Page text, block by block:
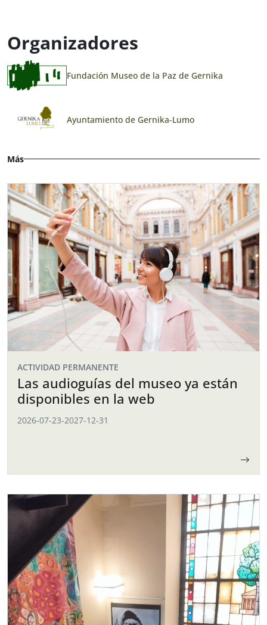
Organizadores
Fundación Museo de la Paz de Gernika
Ayuntamiento de Gernika-Lumo
Más
ACTIVIDAD PERMANENTE
Las audioguías del museo ya están
disponibles en la web
2026-07-23-2027-12-31